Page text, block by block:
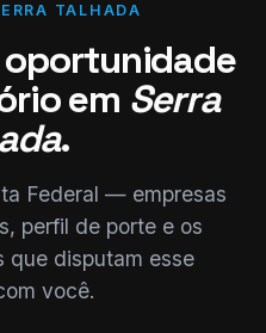
TALHADA
oportunidade
em Serra
.
Federal — empresas
perfil de porte e os
que disputam esse
você.